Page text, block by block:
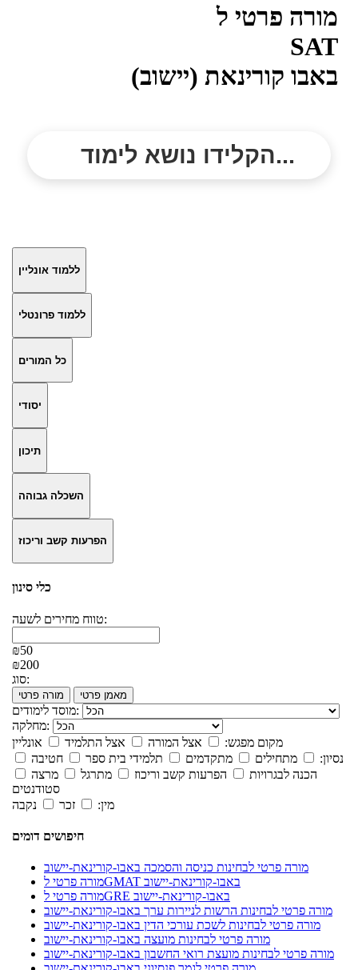
מורה פרטי ל
SAT
באבו קורינאת (יישוב)
הקלידו נושא לימוד...
ללמוד אונליין
ללמוד פרונטלי
כל המורים
יסודי
תיכון
השכלה גבוהה
הפרעות קשב וריכוז
כלי סינון
טווח מחירים לשעה:
₪50
₪200
סוג:
מורה פרטי מאמן פרטי
מוסד לימודים:
מחלקה:
מקום מפגש:
אצל המורה אצל התלמיד
אונליין
נסיון:
מתחילים מתקדמים תלמידי בית ספר
חטיבה
הכנה לבגרויות
הפרעות קשב וריכוז מתרגל
מרצה
סטודנטים
מין:
זכר נקבה
חיפושים דומים
מורה פרטי לבחינות כניסה והסמכה באבו-קורינאת-יישוב
מורה פרטי לGMAT באבו-קורינאת-יישוב
מורה פרטי לGRE באבו-קורינאת-יישוב
מורה פרטי לבחינות הרשות לניירות ערך באבו-קורינאת-יישוב
מורה פרטי לבחינות לשכת עורכי הדין באבו-קורינאת-יישוב
מורה פרטי לבחינות מועצה באבו-קורינאת-יישוב
מורה פרטי לבחינות מועצת רואי החשבון באבו-קורינאת-יישוב